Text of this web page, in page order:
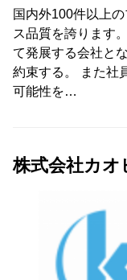
国内外100件以上
ス品質を誇ります
て発展する会社と
約束する。 また社
可能性を…
株式会社カオ